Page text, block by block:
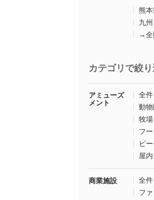
熊本
九州
→全
カテゴリで絞
アミューズ
メント
全件
動
牧
フ
ビ
屋
商業施設 全件
フ